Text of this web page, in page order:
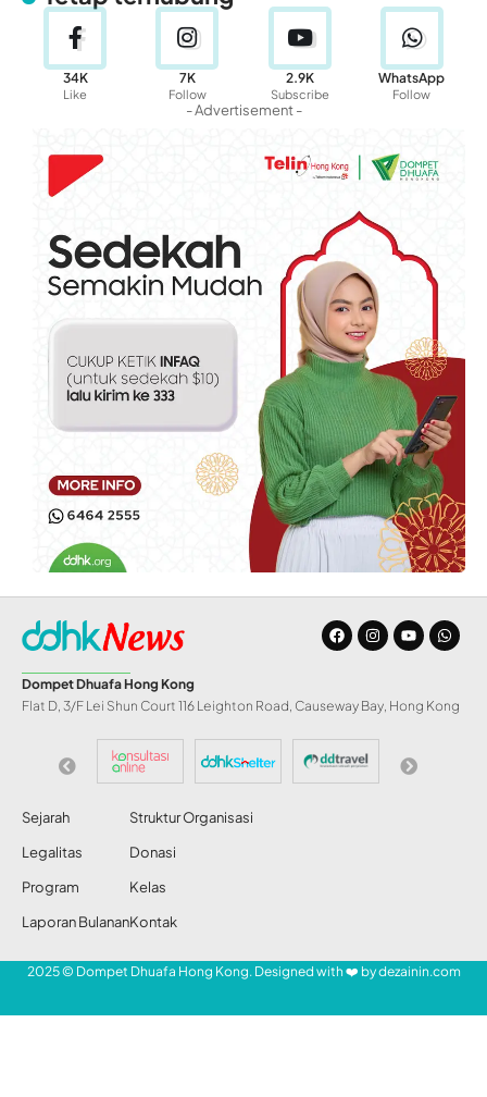
34K
Like
7K
Follow
2.9K
Subscribe
WhatsApp
Follow
- Advertisement -
Dompet Dhuafa Hong Kong
Flat D, 3/F Lei Shun Court 116 Leighton Road, Causeway Bay, Hong Kong
Sejarah
Legalitas
Program
Laporan Bulanan
Struktur Organisasi
Donasi
Kelas
Kontak
2025 © Dompet Dhuafa Hong Kong. Designed with ❤️ bydezainin.com